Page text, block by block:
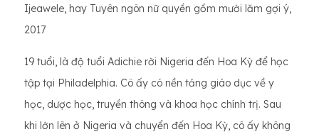
Ijeawele, hay Tuyên ngôn nữ quyền gồm mười lăm gợi ý,
2017
19 tuổi, là độ tuổi Adichie rời Nigeria đến Hoa Kỳ để học
tập tại Philadelphia. Cô ấy có nền tảng giáo dục về y
học, dược học, truyền thông và khoa học chính trị. Sau
khi lớn lên ở Nigeria và chuyển đến Hoa Kỳ, cô ấy không